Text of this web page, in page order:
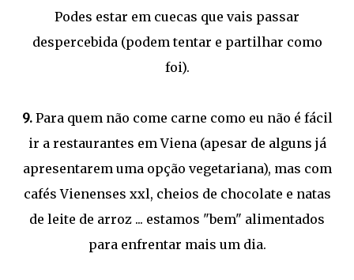
Podes estar em cuecas que vais passar
despercebida (podem tentar e partilhar como
foi).
9.Para quem não come carne como eu não é fácil
ir a restaurantes em Viena (apesar de alguns já
apresentarem uma opção vegetariana), mas com
cafés Vienenses xxl, cheios de chocolate e natas
de leite de arroz ... estamos "bem" alimentados
para enfrentar mais um dia.